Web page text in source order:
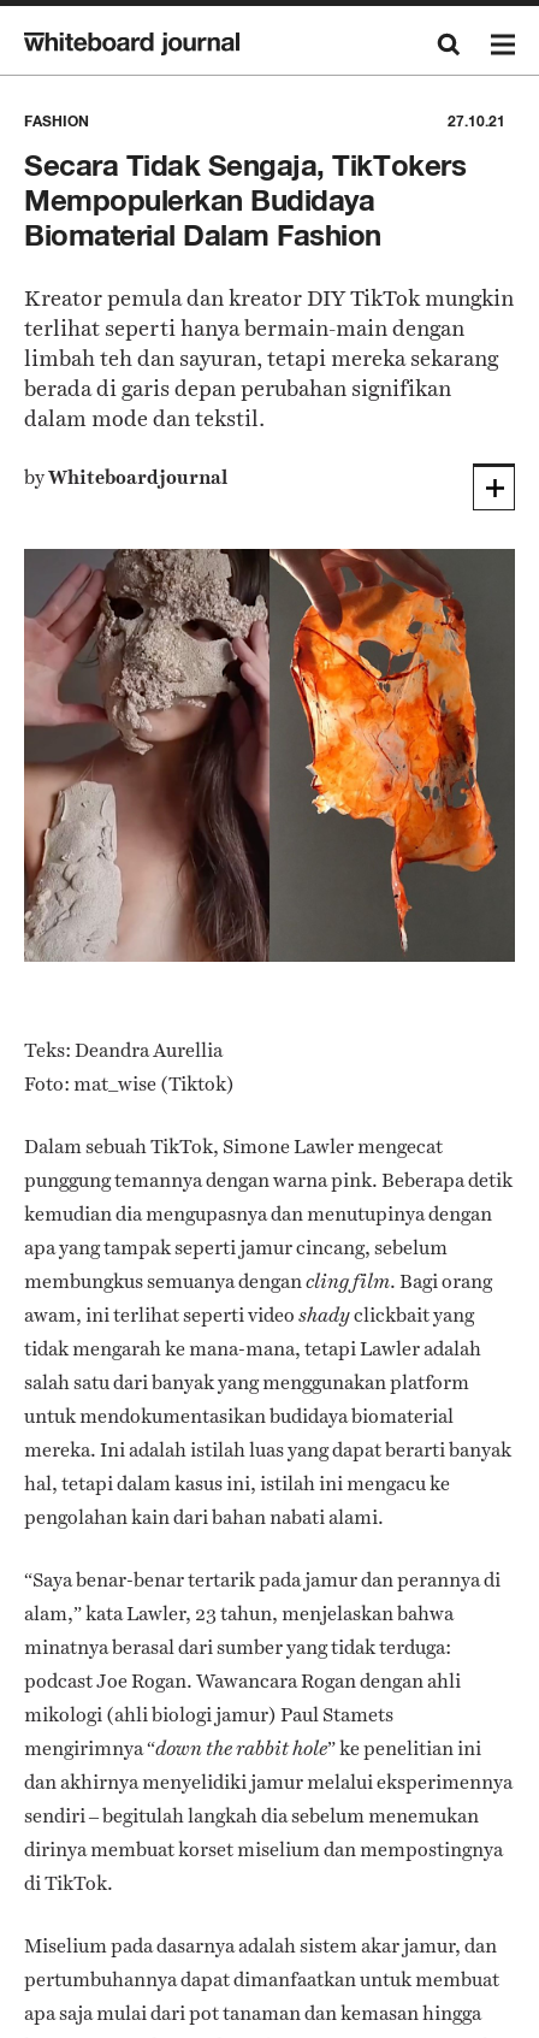
FASHION 27.10.21
Secara Tidak Sengaja, TikTokers
Mempopulerkan Budidaya
Biomaterial Dalam Fashion
Kreator pemula dan kreator DIY TikTok mungkin
terlihat seperti hanya bermain-main dengan
limbah teh dan sayuran, tetapi mereka sekarang
berada di garis depan perubahan signifikan
dalam mode dan tekstil.
byWhiteboardjournal
Teks: Deandra Aurellia
Foto: mat_wise (Tiktok)
Dalam sebuah TikTok, Simone Lawler mengecat
punggung temannya dengan warna pink. Beberapa detik
kemudian dia mengupasnya dan menutupinya dengan
apa yang tampak seperti jamur cincang, sebelum
membungkus semuanya dengancling film. Bagi orang
awam, ini terlihat seperti video shadyclickbait yang
tidak mengarah ke mana-mana, tetapi Lawler adalah
salah satu dari banyak yang menggunakan platform
untuk mendokumentasikan budidaya biomaterial
mereka. Ini adalah istilah luas yang dapat berarti banyak
hal, tetapi dalam kasus ini, istilah ini mengacu ke
pengolahan kain dari bahan nabati alami.
“Saya benar-benar tertarik pada jamur dan perannya di
alam,” kata Lawler, 23 tahun, menjelaskan bahwa
minatnya berasal dari sumber yang tidak terduga:
podcast Joe Rogan. Wawancara Rogan dengan ahli
mikologi (ahli biologi jamur) Paul Stamets
mengirimnya “down the rabbit hole” ke penelitian ini
dan akhirnya menyelidiki jamur melalui eksperimennya
sendiri – begitulah langkah dia sebelum menemukan
dirinya membuat korset miselium dan mempostingnya
di TikTok.
Miselium pada dasarnya adalah sistem akar jamur, dan
pertumbuhannya dapat dimanfaatkan untuk membuat
apa saja mulai dari pot tanaman dan kemasan hingga